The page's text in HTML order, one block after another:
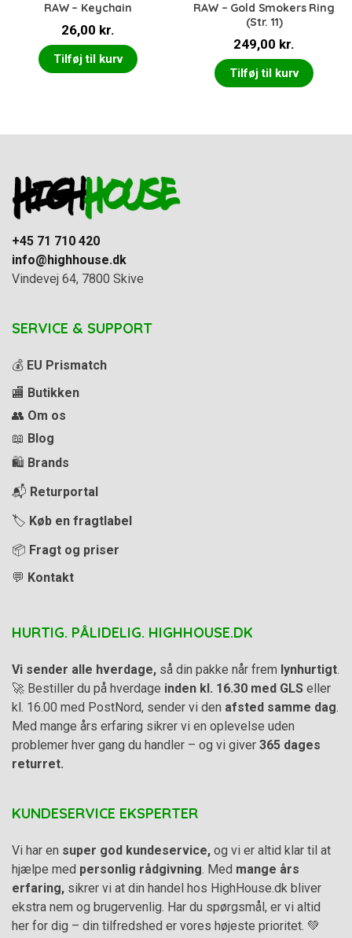
RAW – Keychain
26,00 kr.
Tilføj til kurv
RAW – Gold Smokers Ring
(Str. 11)
249,00 kr.
Tilføj til kurv
+45 71 710 420
info@highhouse.dk
Vindevej 64, 7800 Skive
SERVICE & SUPPORT
💰 EU Prismatch
🏬 Butikken
👥 Om os
📖 Blog
🛍️ Brands
📬 Returportal
🏷️ Køb en fragtlabel
📦 Fragt og priser
💬 Kontakt
HURTIG. PÅLIDELIG. HIGHHOUSE.DK
Vi sender alle hverdage, så din pakke når frem lynhurtigt.
🚀 Bestiller du på hverdage inden kl. 16.30 med GLS eller
kl. 16.00 med PostNord, sender vi den afsted samme dag.
Med mange års erfaring sikrer vi en oplevelse uden
problemer hver gang du handler – og vi giver 365 dages
returret.
KUNDESERVICE EKSPERTER
Vi har en super god kundeservice, og vi er altid klar til at
hjælpe med personlig rådgivning. Med mange års
erfaring, sikrer vi at din handel hos HighHouse.dk bliver
ekstra nem og brugervenlig. Har du spørgsmål, er vi altid
her for dig – din tilfredshed er vores højeste prioritet. 💚